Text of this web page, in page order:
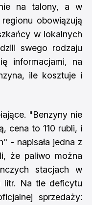
na talony, a w
obowiązują
w lokalnych
swego rodzaju
informacjami, na
ile kosztuje i
"Benzyny nie
cena to 110 rubli, i
- napisała jedna z
że paliwo można
stacjach w
litr. Na tle deficytu
sprzedaży: